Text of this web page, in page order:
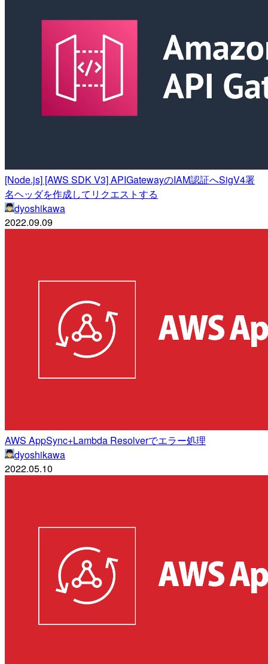
[Node.js] [AWS SDK V3] APIGatewayのIAM認証へSigV4署
名ヘッダを作成してリクエストする
dyoshikawa
2022.09.09
AWS AppSync+Lambda Resolverでエラー処理
dyoshikawa
2022.05.10